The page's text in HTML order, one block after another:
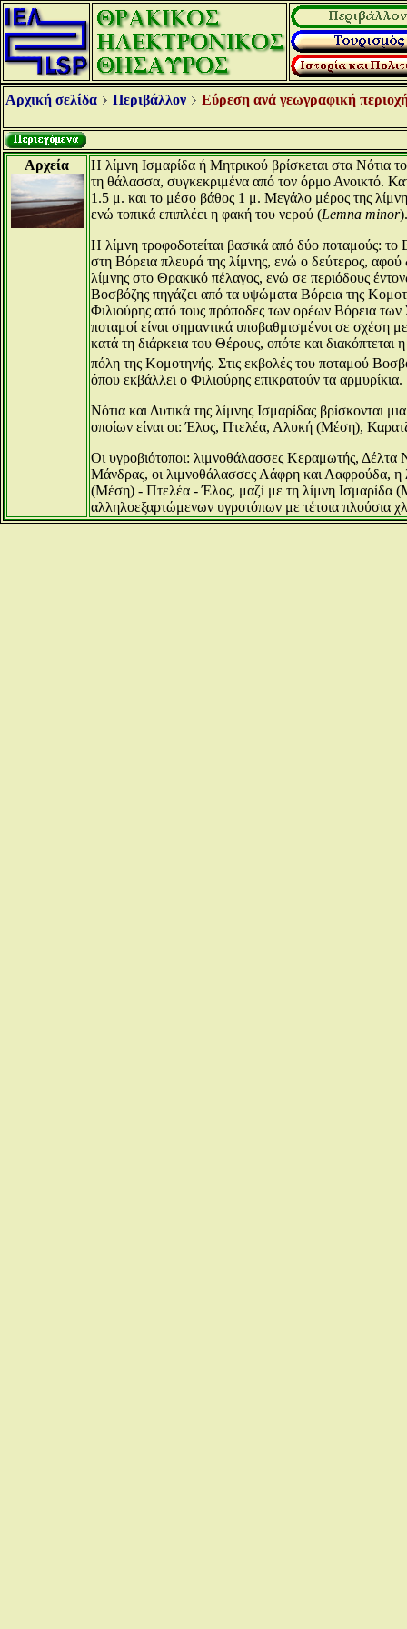
Αρχική σελίδα Περιβάλλον Εύρεση ανά γεωγραφική
Αρχεία
Η λίμνη Ισμαρίδα ή Μητρικού βρίσκεται στα Νότια
τη θάλασσα, συγκεκριμένα από τον όρμο Ανοικτό.
1.5 μ. και το μέσο βάθος 1 μ. Μεγάλο μέρος της
ενώ τοπικά επιπλέει η φακή του νερού (Lemna minor
Η λίμνη τροφοδοτείται βασικά από δύο ποταμούς:
στη Βόρεια πλευρά της λίμνης, ενώ ο δεύτερος,
λίμνης στο Θρακικό πέλαγος, ενώ σε περιόδους
Βοσβόζης πηγάζει από τα υψώματα Βόρεια της
Φιλιούρης από τους πρόποδες των ορέων Βόρεια
ποταμοί είναι σημαντικά υποβαθμισμένοι σε σχέση
κατά τη διάρκεια του Θέρους, οπότε και
πόλη της Κομοτηνής. Στις εκβολές του ποταμού
όπου εκβάλλει ο Φιλιούρης επικρατούν τα αρμυρίκια.
Νότια και Δυτικά της λίμνης Ισμαρίδας βρίσκονται
οποίων είναι οι: Έλος, Πτελέα, Αλυκή (Μέση),
Οι υγροβιότοποι: λιμνοθάλασσες Κεραμωτής,
Μάνδρας, οι λιμνοθάλασσες Λάφρη και Λαφρούδα,
(Μέση) - Πτελέα - Έλος, μαζί με τη λίμνη Ισμαρίδα
αλληλοεξαρτώμενων υγροτόπων με τέτοια πλούσια